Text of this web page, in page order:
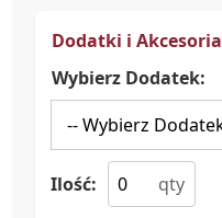
Dodatki i Akcesoria
Wybierz Dodatek:
Ilość: